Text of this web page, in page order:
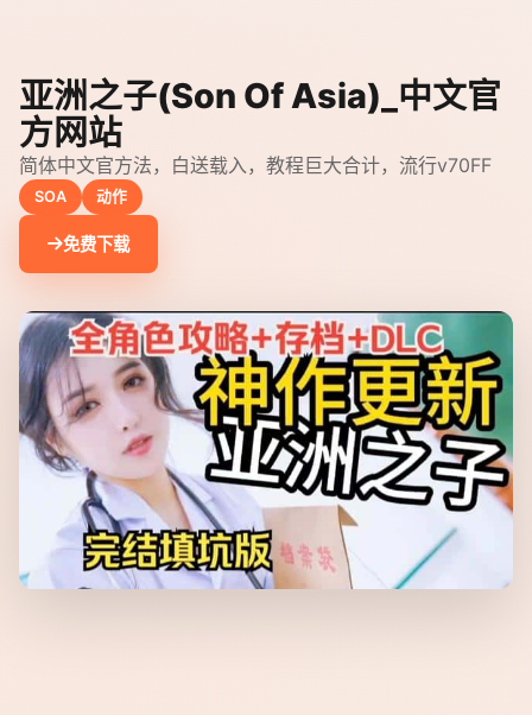
亚洲之子(Son Of Asia)_中文官
方网站
简体中文官方法，白送载入，教程巨大合计，流行v70FF
SOA 动作
免费下载